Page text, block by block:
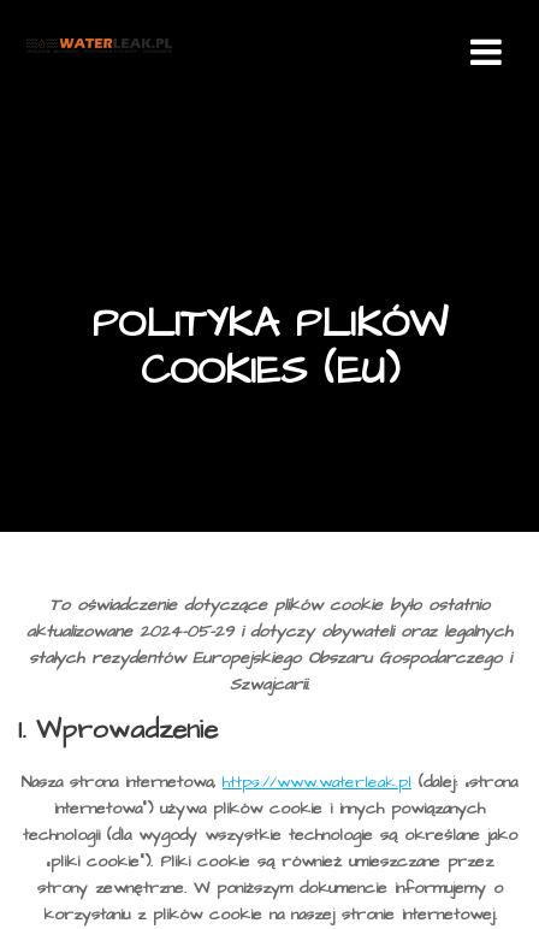
POLITYKA PLIKÓW
COOKIES (EU)
To oświadczenie dotyczące plików cookie było ostatnio
aktualizowane 2024-05-29 i dotyczy obywateli oraz legalnych
stałych rezydentów Europejskiego Obszaru Gospodarczego i
Szwajcarii.
1. Wprowadzenie
Nasza strona internetowa, https://www.waterleak.pl (dalej: „strona
internetowa”) używa plików cookie i innych powiązanych
technologii (dla wygody wszystkie technologie są określane jako
„pliki cookie”). Pliki cookie są również umieszczane przez
strony zewnętrzne. W poniższym dokumencie informujemy o
korzystaniu z plików cookie na naszej stronie internetowej.